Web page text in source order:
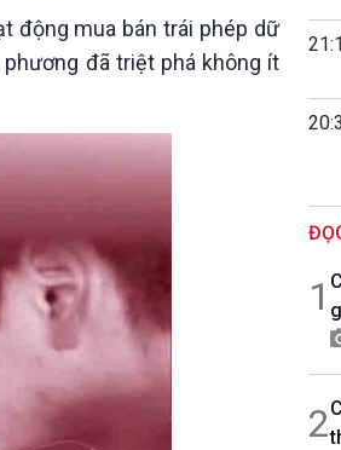
động mua bán trái phép dữ
đã triệt phá không ít
1
2